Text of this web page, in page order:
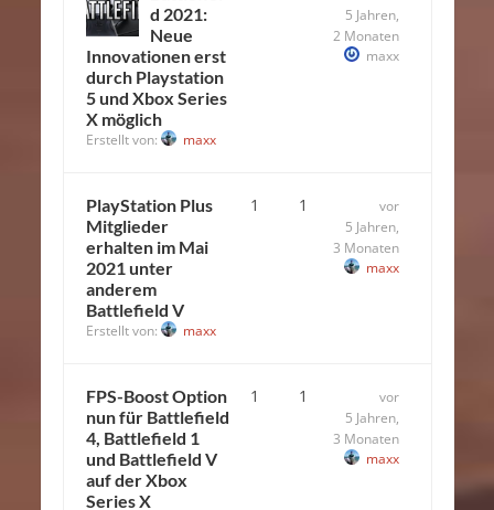
d 2021:
Neue
Innovationen erst
durch Playstation
5 und Xbox Series
X möglich
Erstellt von: maxx
5 Jahren,
2 Monaten
maxx
PlayStation Plus
Mitglieder
erhalten im Mai
2021 unter
anderem
Battlefield V
Erstellt von: maxx
1 1
vor
5 Jahren,
3 Monaten
maxx
FPS-Boost Option
nun für Battlefield
4, Battlefield 1
und Battlefield V
auf der Xbox
Series X
1 1
vor
5 Jahren,
3 Monaten
maxx